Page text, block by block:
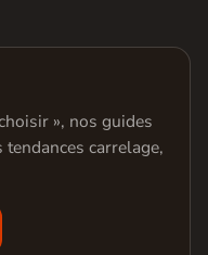
», nos guides
carrelage,